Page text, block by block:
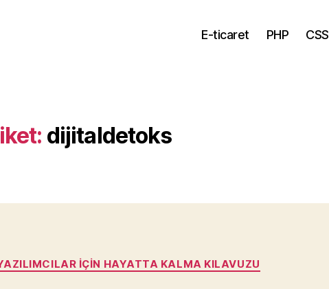
E-ticaret PHP CSS
dijitaldetoks
Kategoriler
İÇIN HAYATTA KALMA KILAVUZU